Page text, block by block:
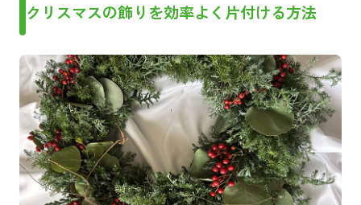
クリスマスの飾りを効率よく片付ける方法